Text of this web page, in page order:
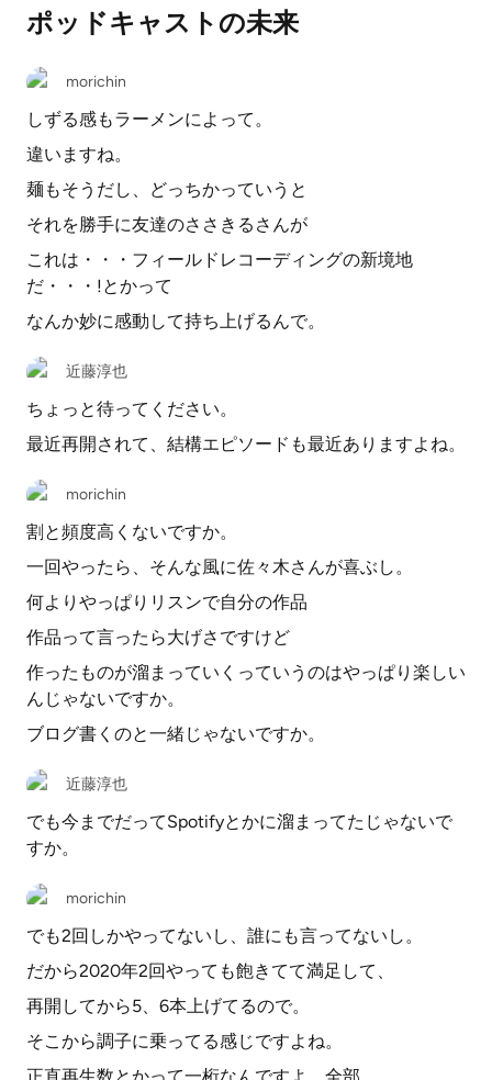
ポッドキャストの未来
morichin
しずる感もラーメンによって。
違いますね。
麺もそうだし、どっちかっていうと
それを勝手に友達のささきるさんが
これは・・・フィールドレコーディングの新境地
だ・・・!とかって
なんか妙に感動して持ち上げるんで。
近藤淳也
ちょっと待ってください。
最近再開されて、結構エピソードも最近ありますよね。
morichin
割と頻度高くないですか。
一回やったら、そんな風に佐々木さんが喜ぶし。
何よりやっぱりリスンで自分の作品
作品って言ったら大げさですけど
作ったものが溜まっていくっていうのはやっぱり楽しい
んじゃないですか。
ブログ書くのと一緒じゃないですか。
近藤淳也
でも今までだってSpotifyとかに溜まってたじゃないで
すか。
morichin
でも2回しかやってないし、誰にも言ってないし。
だから2020年2回やっても飽きてて満足して、
再開してから5、6本上げてるので。
そこから調子に乗ってる感じですよね。